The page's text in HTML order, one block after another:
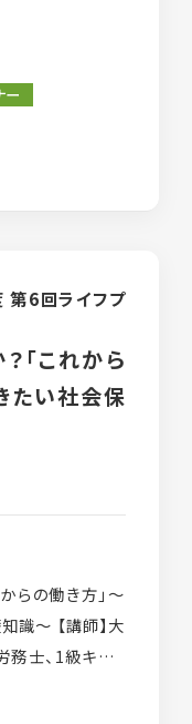
ー
6回ライフプ
「これから
たい社会保
らの働き方」～
識～ 【講師】大
士、1級キャリ
詳細 日時 2025